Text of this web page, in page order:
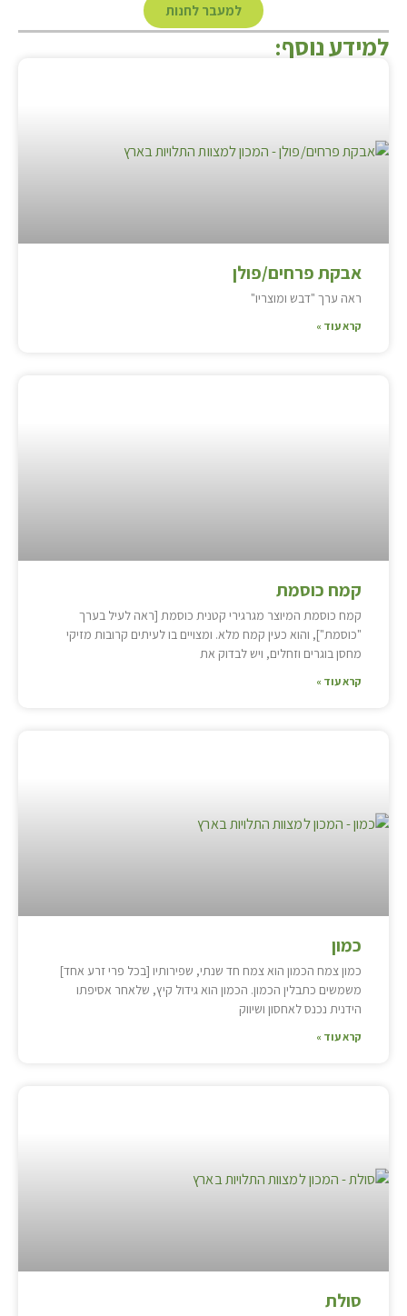
למעבר לחנות
למידע נוסף:
אבקת פרחים/פולן
ראה ערך "דבש ומוצריו"
קרא עוד »
קמח כוסמת
קמח כוסמת המיוצר מגרגירי קטנית כוסמת [ראה לעיל בערך
"כוסמת"], והוא כעין קמח מלא. ומצויים בו לעיתים קרובות מזיקי
מחסן בוגרים וזחלים, ויש לבדוק את
קרא עוד »
כמון
כמון צמח הכמון הוא צמח חד שנתי, שפירותיו [בכל פרי זרע אחד]
משמשים כתבלין הכמון. הכמון הוא גידול קיץ, שלאחר אסיפתו
הידנית נכנס לאחסון ושיווק
קרא עוד »
סולת